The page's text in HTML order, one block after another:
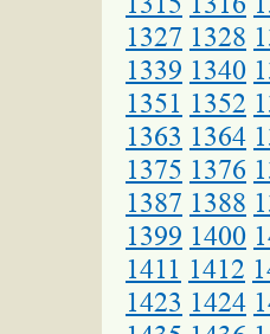
1327 1328
1339 1340
1351 1352
1363 1364
1375 1376
1387 1388
1399 1400
1411 1412
1423 1424